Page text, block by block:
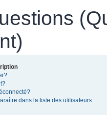
dans la liste des utilisateurs